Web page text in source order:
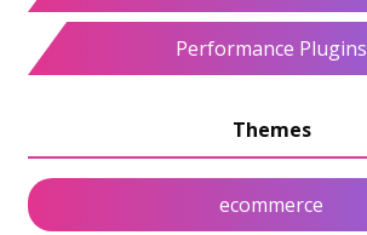
Performance Plugins
ecommerce